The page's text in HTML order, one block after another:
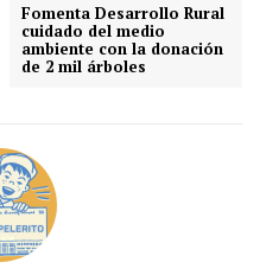
Fomenta Desarrollo Rural
cuidado del medio
ambiente con la donación
de 2 mil árboles